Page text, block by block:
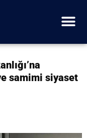
samimi siyaset